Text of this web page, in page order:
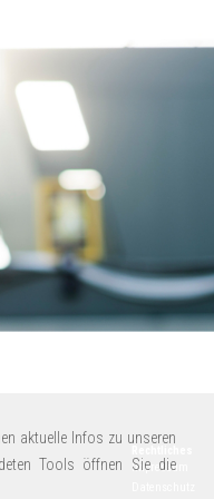
Impressum
aktuelle Infos zu unseren
Tools öffnen Sie die